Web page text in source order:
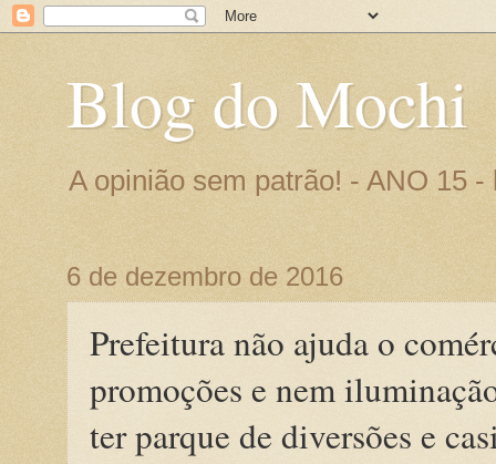
Blog do Mochi
A opinião sem patrão! - ANO 15
6 de dezembro de 2016
Prefeitura não ajuda o
promoções e nem
ter parque de diversões e